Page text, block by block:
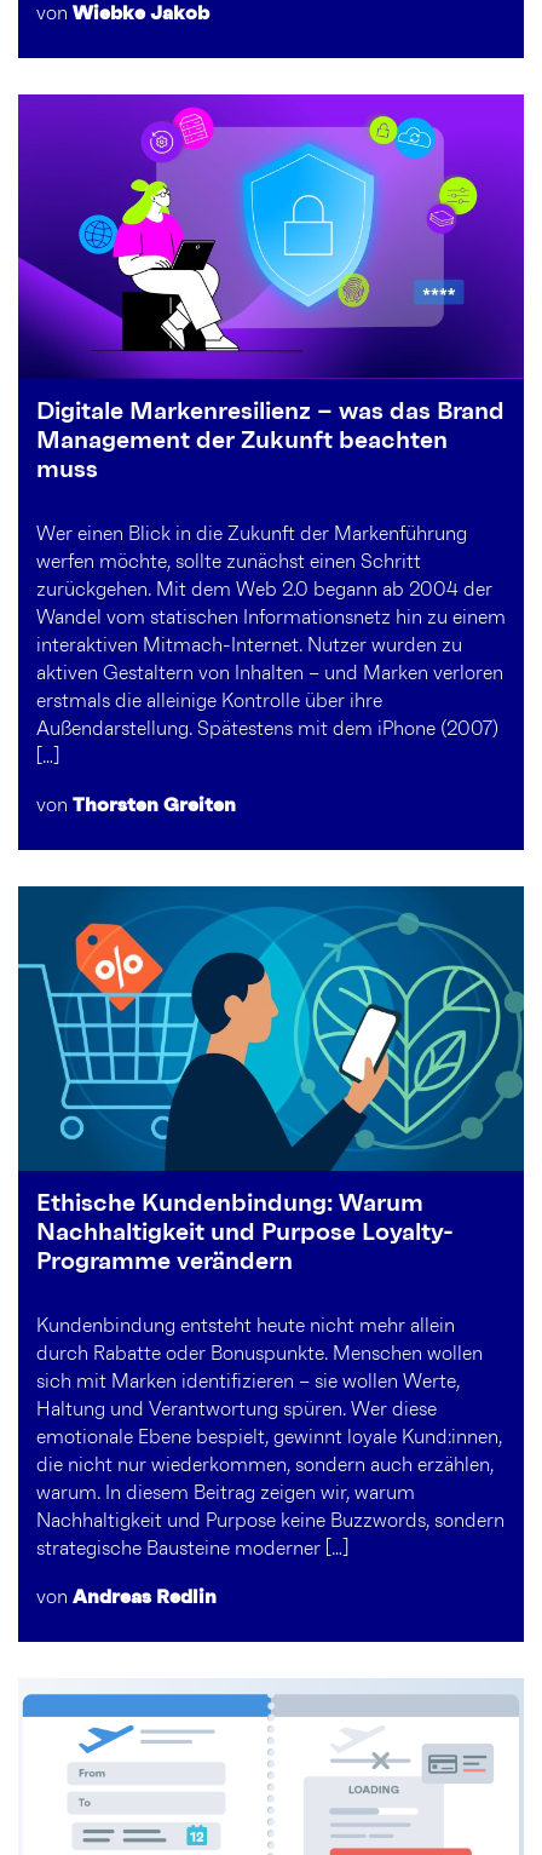
von Wiebke Jakob
Digitale Markenresilienz – was das Brand
Management der Zukunft beachten
muss
Wer einen Blick in die Zukunft der Markenführung
werfen möchte, sollte zunächst einen Schritt
zurückgehen. Mit dem Web 2.0 begann ab 2004 der
Wandel vom statischen Informationsnetz hin zu einem
interaktiven Mitmach-Internet. Nutzer wurden zu
aktiven Gestaltern von Inhalten – und Marken verloren
erstmals die alleinige Kontrolle über ihre
Außendarstellung. Spätestens mit dem iPhone (2007)
[…]
von Thorsten Greiten
Ethische Kundenbindung: Warum
Nachhaltigkeit und Purpose Loyalty-
Programme verändern
Kundenbindung entsteht heute nicht mehr allein
durch Rabatte oder Bonuspunkte. Menschen wollen
sich mit Marken identifizieren – sie wollen Werte,
Haltung und Verantwortung spüren. Wer diese
emotionale Ebene bespielt, gewinnt loyale Kund:innen,
die nicht nur wiederkommen, sondern auch erzählen,
warum. In diesem Beitrag zeigen wir, warum
Nachhaltigkeit und Purpose keine Buzzwords, sondern
strategische Bausteine moderner […]
von Andreas Redlin